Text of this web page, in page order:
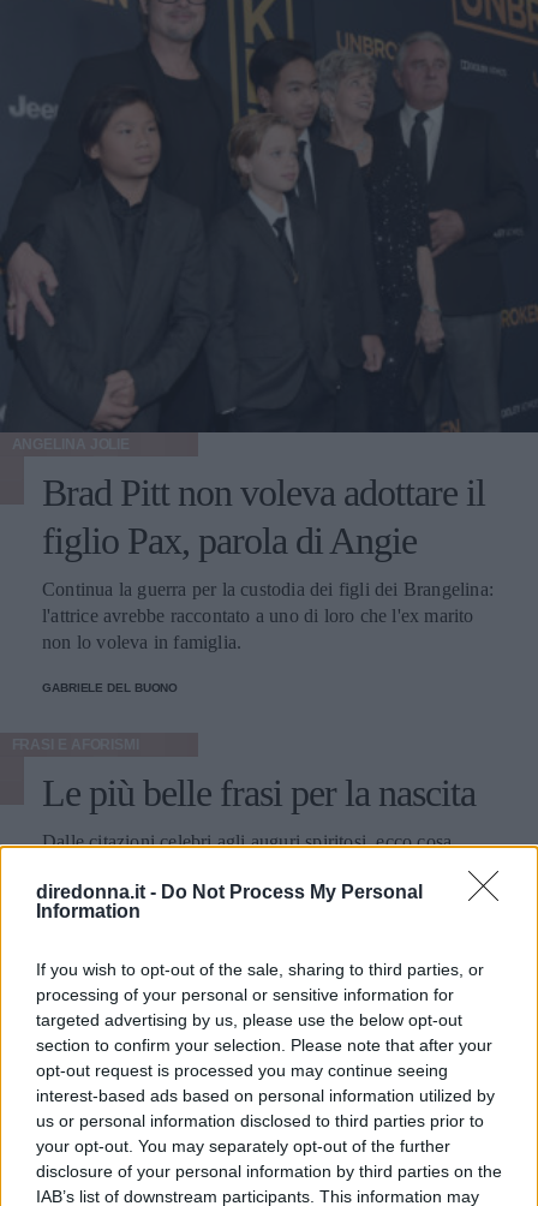
diredonna.it - Do Not Process My Personal
Information
If you wish to opt-out of the sale, sharing to third parties, or
processing of your personal or sensitive information for
targeted advertising by us, please use the below opt-out
section to confirm your selection. Please note that after your
opt-out request is processed you may continue seeing
interest-based ads based on personal information utilized by
us or personal information disclosed to third parties prior to
your opt-out. You may separately opt-out of the further
disclosure of your personal information by third parties on the
IAB’s list of downstream participants. This information may
Brad Pitt non voleva adottare il
figlio Pax, parola di Angie
Continua la guerra per la custodia dei figli dei Brangelina:
l'attrice avrebbe raccontato a uno di loro che l'ex marito
non lo voleva in famiglia.
GABRIELE DEL BUONO
Le più belle frasi per la nascita
Dalle citazioni celebri agli auguri spiritosi, ecco cosa
scrivere ai neo genitori per festeggiare l'arrivo di un bebè.
FRANCESCA GASTALDI